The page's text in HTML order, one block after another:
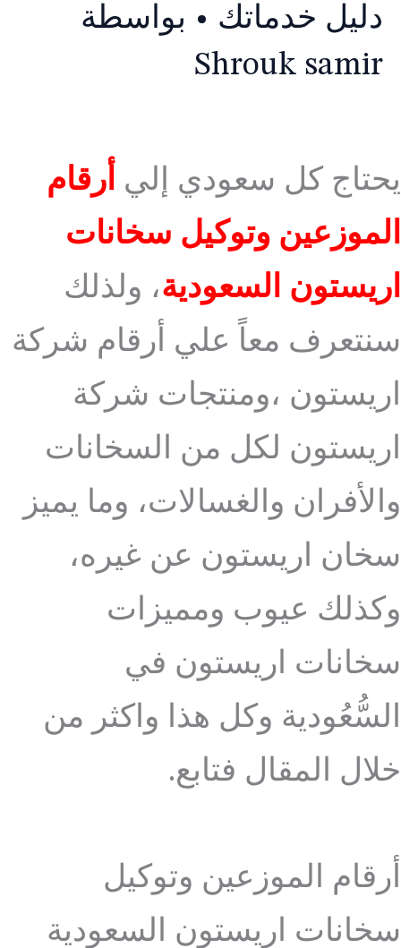
دليل خدماتك • بواسطة
Shrouk samir
يحتاج كل سعودي إلي أرقام
الموزعين وتوكيل سخانات
اريستون السعودية، ولذلك
سنتعرف معاً علي أرقام شركة
اريستون ،ومنتجات شركة
اريستون لكل من السخانات
والأفران والغسالات، وما يميز
سخان اريستون عن غيره،
وكذلك عيوب ومميزات
سخانات اريستون في
السُّعُودية وكل هذا واكثر من
خلال المقال فتابع.
أرقام الموزعين وتوكيل
سخانات اريستون السعودية